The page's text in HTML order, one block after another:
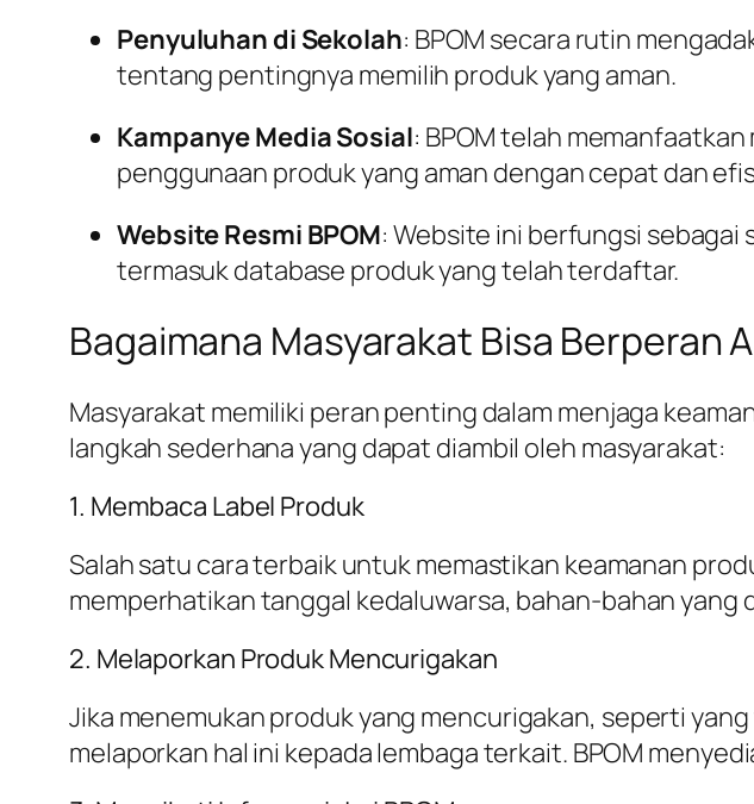
Penyuluhan di Sekolah: BPOM secara rutin
tentang pentingnya memilih produk yang aman.
Kampanye Media Sosial: BPOM telah
penggunaan produk yang aman dengan cepat dan
Website Resmi BPOM: Website ini berfungsi
termasuk database produk yang telah terdaftar.
Bagaimana Masyarakat Bisa Berperan
Masyarakat memiliki peran penting dalam menjaga
langkah sederhana yang dapat diambil oleh masyarakat:
1. Membaca Label Produk
Salah satu cara terbaik untuk memastikan keamanan
memperhatikan tanggal kedaluwarsa, bahan-bahan yang
2. Melaporkan Produk Mencurigakan
Jika menemukan produk yang mencurigakan, seperti
melaporkan hal ini kepada lembaga terkait. BPOM